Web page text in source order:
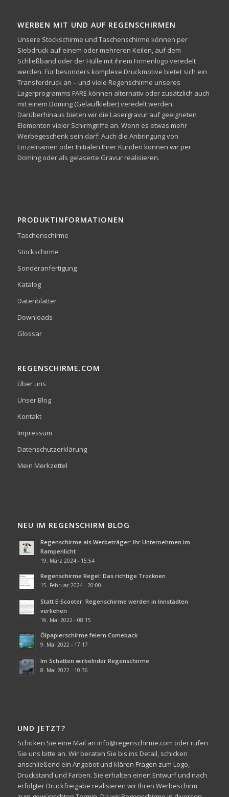
WERBEN MIT UND AUF REGENSCHIRMEN
Unsere Stockschirme und Taschenschirme können per
Siebdruck auf einem oder mehreren Keilen, auf dem
Schließband oder der Hülle mit ihrem Firmenlogo veredelt
werden. Für besonders komplexe Druckmotive bietet sich ein
Transferdruck an – und viele Regenschirme unseres
Lagerprogramms FARE können alternativ oder zusätzlich auch
mit einem Doming (Gelaufkleber) veredelt werden.
Darüberhinaus bieten wir die Lasergravur auf geeigneten
Elementen vieler Schirmgriffe an. Wenn es etwas mehr
Werbegeschenk sein darf: Auch die Anbringung von
Einzelnamen oder Initialen Ihrer Kunden können wir per
Doming oder als gelaserte Gravur realisieren.
PRODUKTINFORMATIONEN
Taschenschirme
Stockschirme
Sonderanfertigung
Katalog
Datenblätter
Downloads
Glossar
REGENSCHIRME.COM
Über uns
Unser Blog
Kontakt
Impressum
Datenschutzerklärung
Mein Merkzettel
NEU IM REGENSCHIRM BLOG
Regenschirme als Werbeträger: Ihr Unternehmen im
Rampenlicht
19. März 2024 - 15:54
Regenschirme Regel: Das richtige Trocknen
15. Februar 2024 - 20:00
Statt E-Scooter: Regenschirme werden in Innstädten
verliehen
16. Mai 2022 - 08:15
Ölpapierschirme feiern Comeback
9. Mai 2022 - 17:17
Im Schatten wirbelnder Regenschirme
8. Mai 2022 - 10:36
UND JETZT?
Schicken Sie eine Mail an info@regenschirme.com oder rufen
Sie uns bitte an. Wir beraten Sie bis ins Detail, schicken
anschließend ein Angebot und klären Fragen zum Logo,
Druckstand und Farben. Sie erhalten einen Entwurf und nach
erfolgter Druckfreigabe realisieren wir Ihren Werbeschirm